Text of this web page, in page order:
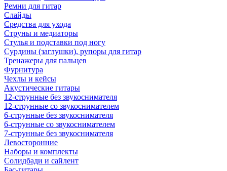
Ремни для гитар
Слайды
Средства для ухода
Струны и медиаторы
Стулья и подставки под ногу
Сурдины (заглушки), рупоры для гитар
Тренажеры для пальцев
Фурнитура
Чехлы и кейсы
Акустические гитары
12-струнные без звукоснимателя
12-струнные со звукоснимателем
6-струнные без звукоснимателя
6-струнные со звукоснимателем
7-струнные без звукоснимателя
Левосторонние
Наборы и комплекты
Солидбади и сайлент